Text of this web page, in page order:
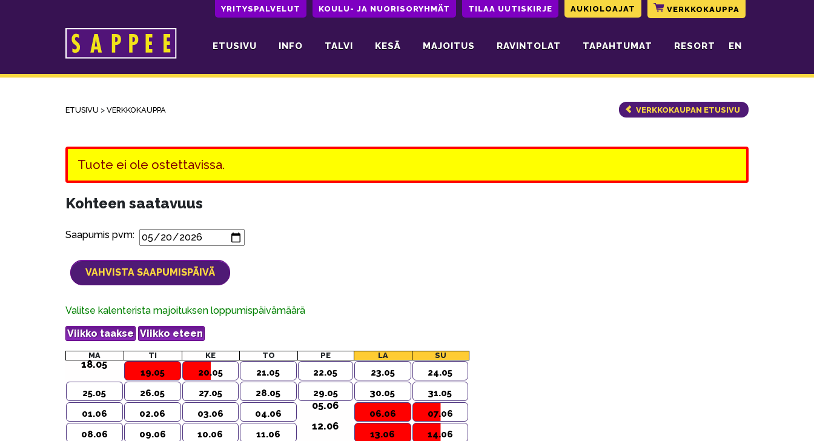
YRITYSPALVELUT KOULU- JA NUORISORYHMÄT TILAA UUTISKIRJE AUKIOLOAJAT VERKKOKAUPPA
Päävalikko ETUSIVU INFO TALVI KESÄ MAJOITUS RAVINTOLAT TAPAHTUMAT RESORT EN
ETUSIVU > VERKKOKAUPPA VERKKOKAUPAN ETUSIVU
Tuote ei ole ostettavissa.
Kohteen saatavuus
Saapumis pvm:
Valitse kalenterista majoituksen loppumispäivämäärä
MA TI KE TO PE LA SU
18.05
19.05 20.05 21.05 22.05 23.05
24.05
25.05
26.05 27.05 28.05 29.05 30.05
31.05
01.06
02.06 03.06 04.06
05.06
06.06
07.06
08.06
09.06 10.06 11.06
12.06
13.06
14.06